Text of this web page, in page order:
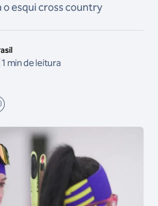
o esqui cross country
1 min de leitura